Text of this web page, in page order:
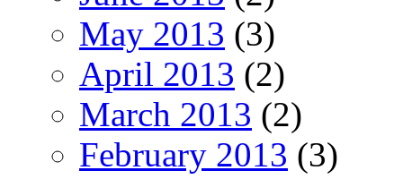
May 2013 (3)
April 2013 (2)
March 2013 (2)
February 2013 (3)